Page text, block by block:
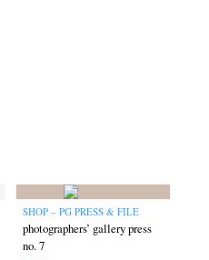
Review (23)
Yuki Kasama (9)
SHOP – PG PRESS & FILE
photographers’ gallery press
no. 7